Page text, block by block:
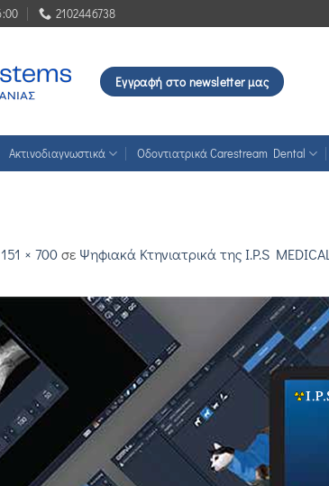
2102446738
Εγγραφή στο newsletter μας
Ακτινοδιαγνωστικά Οδοντιατρικά Carestream Dental
× 700σε Ψηφιακά Κτηνιατρικά της I.P.S MEDICAL